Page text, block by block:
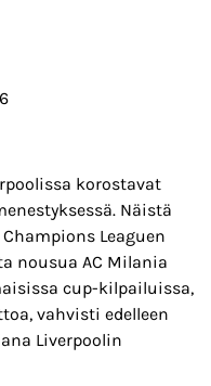
korostavat
Näistä
Leaguen
nousua AC Milania
cup-kilpailuissa,
vahvisti edelleen
Liverpoolin